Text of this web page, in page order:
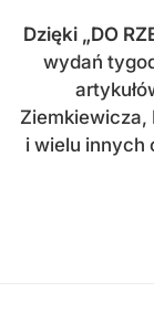
Dzięki „DO
wydań
Ziemkiewicza,
i wielu innych